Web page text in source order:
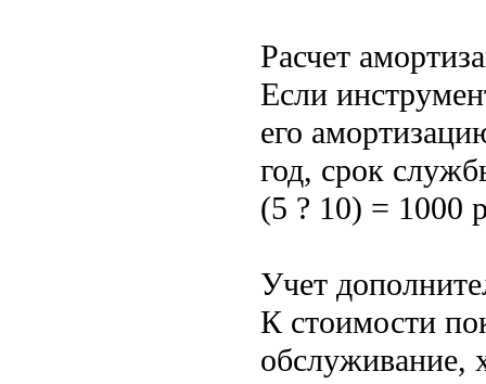
Расчет
Если
его
год, срок
(5 ? 10) = 1000
Учет
К стоимости
обслуживание,